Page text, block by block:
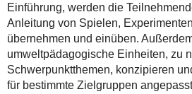
Einführung, werden die
Anleitung von Spielen,
übernehmen und einüben.
umweltpädagogische Einheiten, zu
Schwerpunktthemen, konzipieren
für bestimmte Zielgruppen